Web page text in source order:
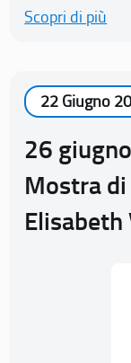
Scopri di più
22 Giugno
26
Mostra
Elisabeth